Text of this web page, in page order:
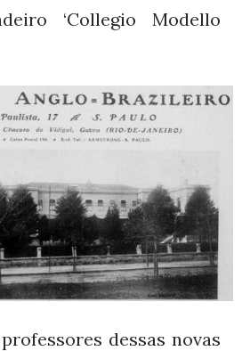
‘Collegio Modello
dessas novas